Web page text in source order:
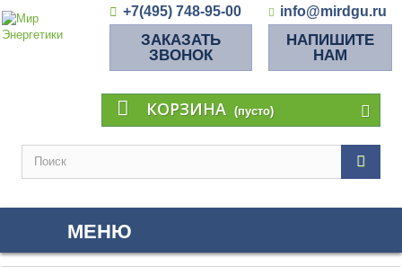
+7(495) 748-95-00 info@mirdgu.ru
ЗАКАЗАТЬ
ЗВОНОК
НАПИШИТЕ
НАМ
КОРЗИНА (пусто)
МЕНЮ